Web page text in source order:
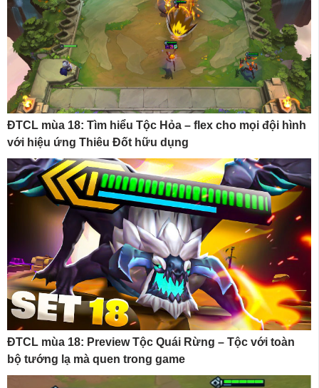
ĐTCL mùa 18: Tìm hiểu Tộc Hỏa – flex cho mọi đội hình
với hiệu ứng Thiêu Đốt hữu dụng
ĐTCL mùa 18: Preview Tộc Quái Rừng – Tộc với toàn
bộ tướng lạ mà quen trong game